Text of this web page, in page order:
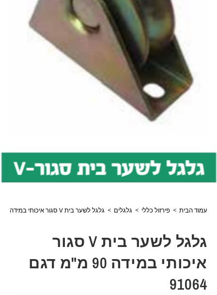
עמוד הבית > פירזול כללי > גלגלים > גלגל לשער בית V סגור איכותי במידה 90 מ"מ דגם 91064
גלגל לשער בית V סגור
איכותי במידה 90 מ"מ דגם
91064